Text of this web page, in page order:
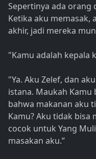
Sepertinya ada orang
Ketika aku memasak,
akhir, jadi mereka
"Kamu adalah kepala
"Ya. Aku Zelef, dan
istana. Maukah
bahwa makanan aku
Kamu? Aku tidak bisa
cocok untuk Yang
masakan aku.”